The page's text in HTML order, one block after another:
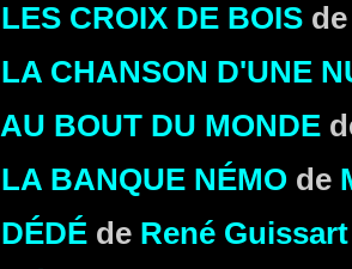
LES CROIX DE BOIS
LA CHANSON D'UNE
AU BOUT DU MONDE
LA BANQUE NÉMO de
DÉDÉ de René Guissart